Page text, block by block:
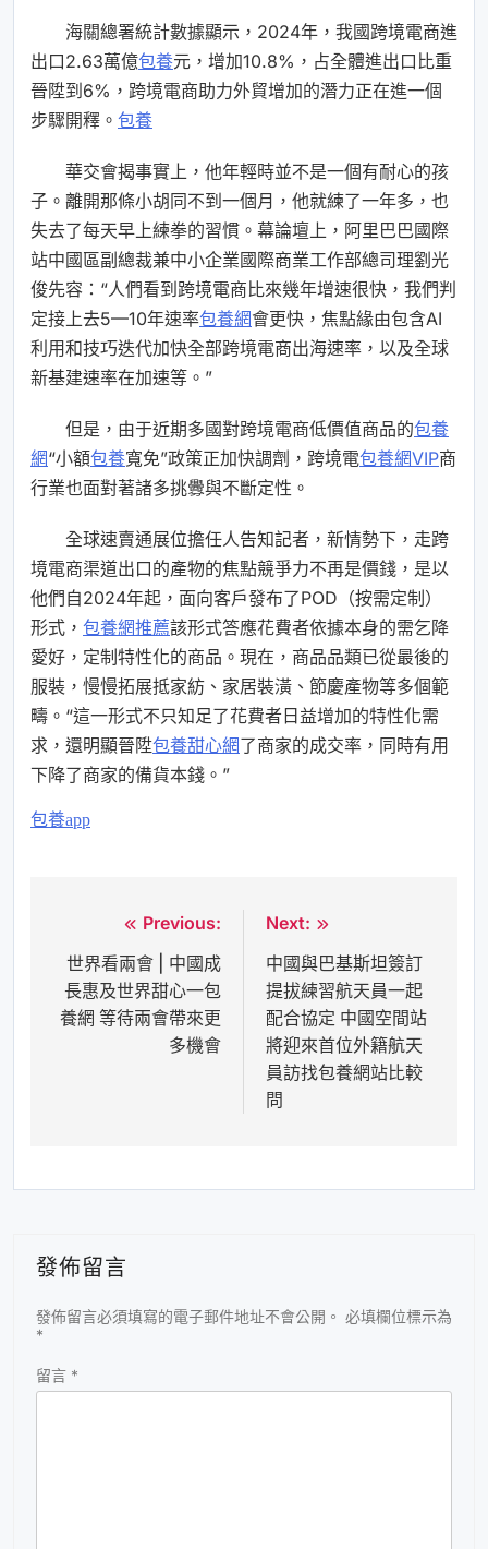
海關總署統計數據顯示，2024年，我國跨境電商進
出口2.63萬億包養元，增加10.8%，占全體進出口比重
晉陞到6%，跨境電商助力外貿增加的潛力正在進一個
步驟開釋。 包養
華交會揭事實上，他年輕時並不是一個有耐心的孩
子。離開那條小胡同不到一個月，他就練了一年多，也
失去了每天早上練拳的習慣。幕論壇上，阿里巴巴國際
站中國區副總裁兼中小企業國際商業工作部總司理劉光
俊先容：“人們看到跨境電商比來幾年增速很快，我們判
定接上去5—10年速率包養網會更快，焦點緣由包含AI
利用和技巧迭代加快全部跨境電商出海速率，以及全球
新基建速率在加速等。”
但是，由于近期多國對跨境電商低價值商品的包養
網“小額包養寬免”政策正加快調劑，跨境電包養網VIP商
行業也面對著諸多挑釁與不斷定性。
全球速賣通展位擔任人告知記者，新情勢下，走跨
境電商渠道出口的產物的焦點競爭力不再是價錢，是以
他們自2024年起，面向客戶發布了POD（按需定制）
形式， 包養網推薦該形式答應花費者依據本身的需乞降
愛好，定制特性化的商品。現在，商品品類已從最後的
服裝，慢慢拓展抵家紡、家居裝潢、節慶產物等多個範
疇。“這一形式不只知足了花費者日益增加的特性化需
求，還明顯晉陞包養甜心網了商家的成交率，同時有用
下降了商家的備貨本錢。”
包養app
章
導
Previous:
世界看兩會 | 中國成
長惠及世界甜心一包
養網 等待兩會帶來更
多機會
Next:
中國與巴基斯坦簽訂
提拔練習航天員一起
配合協定 中國空間站
將迎來首位外籍航天
員訪找包養網站比較
問
發佈留言
發佈留言必須填寫的電子郵件地址不會公開。 必填欄位標示為
*
留言 *